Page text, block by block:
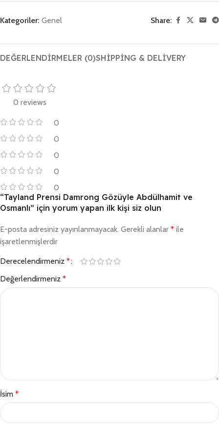
Kategoriler: Genel Share:
DEĞERLENDIRMELER (0)SHIPPING & DELIVERY
0 reviews
0
0
0
0
0
“Tayland Prensi Damrong Gözüyle Abdülhamit ve
Osmanlı” için yorum yapan ilk kişi siz olun
E-posta adresiniz yayınlanmayacak. Gerekli alanlar * ile
işaretlenmişlerdir
Derecelendirmeniz *
Değerlendirmeniz *
İsim *